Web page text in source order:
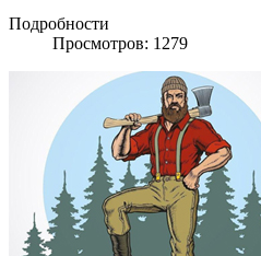
Подробности
Просмотров: 1279